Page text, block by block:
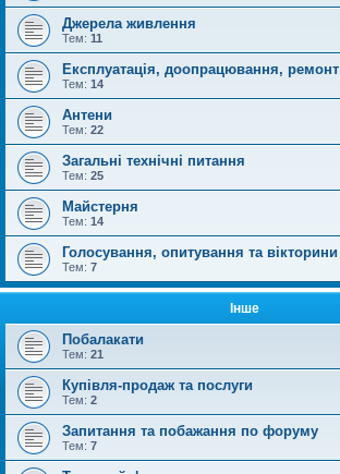
Джерела живлення
Тем: 11
Експлуатація, доопрацювання, ремонт
Тем: 14
Антени
Тем: 22
Загальні технічні питання
Тем: 25
Майстерня
Тем: 14
Голосування, опитування та вікторини
Тем: 7
Інше
Побалакати
Тем: 21
Купівля-продаж та послуги
Тем: 2
Запитання та побажання по форуму
Тем: 7